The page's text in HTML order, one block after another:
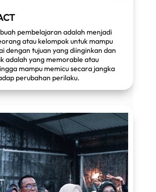
pembelajaran adalah menjadi
atau kelompok untuk mampu
dengan tujuan yang diinginkan dan
adalah yang memorable atau
mampu memicu secara jangka
perubahan perilaku.